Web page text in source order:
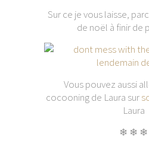
Sur ce je vous laisse,
de noël à finir de
Vous pouvez aussi
cocooning de Laura sur
Laura
❄ ❄ ❄